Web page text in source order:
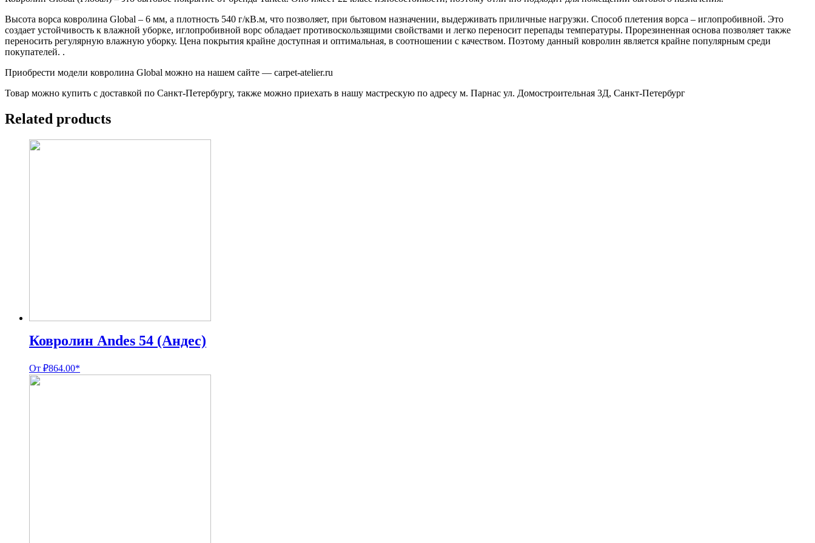
Высота ворса ковролина Global – 6 мм, а плотность 540 г/кВ.м, что позволяет, при бытовом назначении, выдерживать приличные нагрузки. Способ плетения ворса – иглопробивной. Это
создает устойчивость к влажной уборке, иглопробивной ворс обладает противоскользящими свойствами и легко переносит перепады температуры. Прорезиненная основа позволяет также
переносить регулярную влажную уборку. Цена покрытия крайне доступная и оптимальная, в соотношении с качеством. Поэтому данный ковролин является крайне популярным среди
покупателей. .
Приобрести модели ковролина Global можно на нашем сайте — carpet-atelier.ru
Товар можно купить с доставкой по Санкт-Петербургу, также можно приехать в нашу мастрескую по адресу м. Парнас ул. Домостроительная 3Д, Санкт-Петербург
Related products
Ковролин Andes 54 (Андес)
От ₽864.00*